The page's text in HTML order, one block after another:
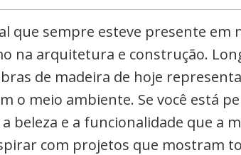
que sempre esteve presente em
na arquitetura e construção.
de madeira de hoje
o meio ambiente. Se você está
beleza e a funcionalidade que a
com projetos que mostram